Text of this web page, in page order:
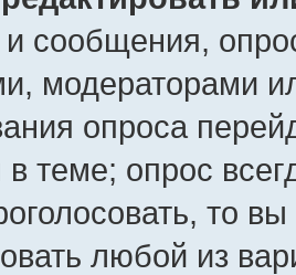
сообщения,
модераторами
опроса
теме; опрос
то
любой из